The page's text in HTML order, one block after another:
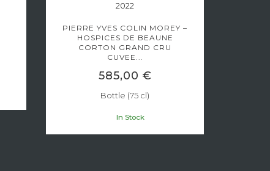
PIERRE YVES COLIN MOREY –
HOSPICES DE BEAUNE
CORTON GRAND CRU
CUVEE...
585,00 €
Bottle (75 cl)
In Stock